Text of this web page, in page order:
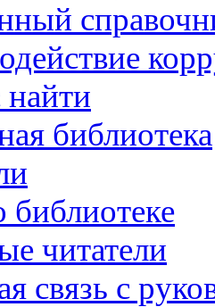
найти
библиотека
библиотеке
читатели
связь с